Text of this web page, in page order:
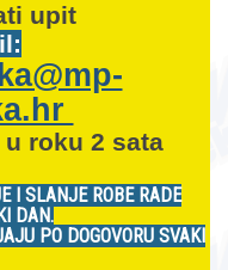
upit
roku 2 sata
I SLANJE ROBE RADE
DAN.
PO DOGOVORU SVAKI